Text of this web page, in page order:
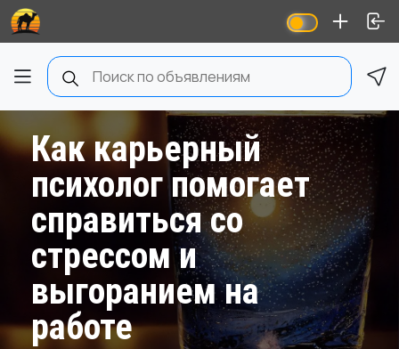
Как карьерный
психолог помогает
справиться со
стрессом и
выгоранием на
работе